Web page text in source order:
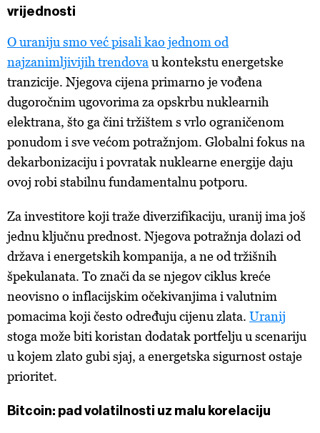
vrijednosti
O uraniju smo već pisali kao jednom od
najzanimljivijih trendova u kontekstu energetske
tranzicije. Njegova cijena primarno je vođena
dugoročnim ugovorima za opskrbu nuklearnih
elektrana, što ga čini tržištem s vrlo ograničenom
ponudom i sve većom potražnjom. Globalni fokus na
dekarbonizaciju i povratak nuklearne energije daju
ovoj robi stabilnu fundamentalnu potporu.
Za investitore koji traže diverzifikaciju, uranij ima još
jednu ključnu prednost. Njegova potražnja dolazi od
država i energetskih kompanija, a ne od tržišnih
špekulanata. To znači da se njegov ciklus kreće
neovisno o inflacijskim očekivanjima i valutnim
pomacima koji često određuju cijenu zlata. Uranij
stoga može biti koristan dodatak portfelju u scenariju
u kojem zlato gubi sjaj, a energetska sigurnost ostaje
prioritet.
Bitcoin: pad volatilnosti uz malu korelaciju